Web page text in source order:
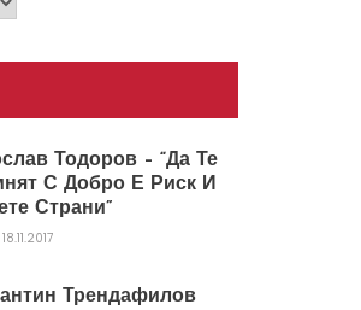
Тодоров – “Да Те
С Добро Е Риск И
Страни”
18.11.2017
Трендафилов